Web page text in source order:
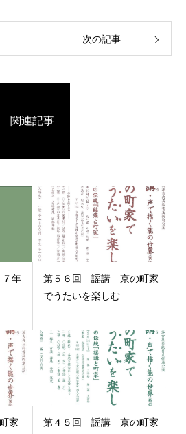
次の記事
関連記事
第５６回 謡講 京の町家
でうたいを楽しむ
家
第４５回 謡講 京の町家